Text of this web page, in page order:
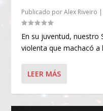
Publicado porAlex Riveiro
En su juventud, nuestro
violenta que machacó a
LEER MÁS